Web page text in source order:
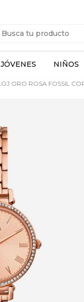
JÓVENES NIÑOS
ORO ROSA FOSSIL